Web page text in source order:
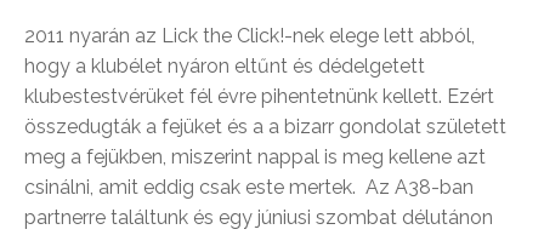
2011 nyarán az Lick the Click!-nek elege lett abból,
hogy a klubélet nyáron eltűnt és dédelgetett
klubestestvérüket fél évre pihentetnünk kellett. Ezért
összedugták a fejüket és a a bizarr gondolat született
meg a fejükben, miszerint nappal is meg kellene azt
csinálni, amit eddig csak este mertek. Az A38-ban
partnerre találtunk és egy júniusi szombat délutánon